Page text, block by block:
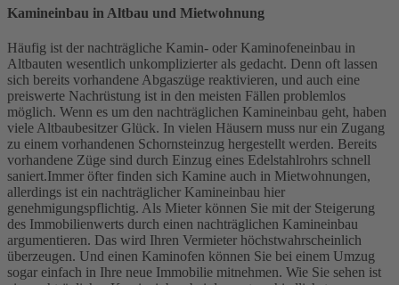
Kamineinbau in Altbau und Mietwohnung
Häufig ist der nachträgliche Kamin- oder Kaminofeneinbau in
Altbauten wesentlich unkomplizierter als gedacht. Denn oft lassen
sich bereits vorhandene Abgaszüge reaktivieren, und auch eine
preiswerte Nachrüstung ist in den meisten Fällen problemlos
möglich. Wenn es um den nachträglichen Kamineinbau geht, haben
viele Altbaubesitzer Glück. In vielen Häusern muss nur ein Zugang
zu einem vorhandenen Schornsteinzug hergestellt werden. Bereits
vorhandene Züge sind durch Einzug eines Edelstahlrohrs schnell
saniert.Immer öfter finden sich Kamine auch in Mietwohnungen,
allerdings ist ein nachträglicher Kamineinbau hier
genehmigungspflichtig. Als Mieter können Sie mit der Steigerung
des Immobilienwerts durch einen nachträglichen Kamineinbau
argumentieren. Das wird Ihren Vermieter höchstwahrscheinlich
überzeugen. Und einen Kaminofen können Sie bei einem Umzug
sogar einfach in Ihre neue Immobilie mitnehmen. Wie Sie sehen ist